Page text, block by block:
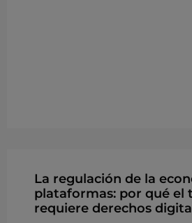
La regulación de la
plataformas: por qué el
requiere derechos